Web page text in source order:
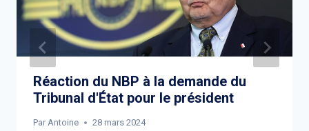
Réaction du NBP à la demande du
Tribunal d'État pour le président
Par Antoine 28 mars 2024